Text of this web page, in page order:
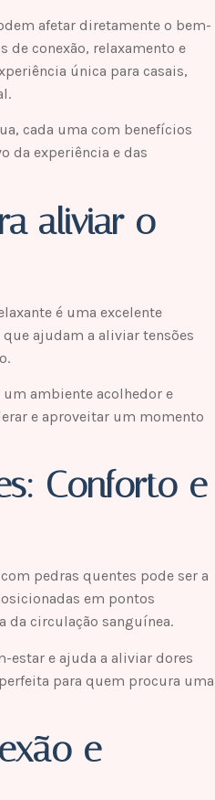
afetar diretamente o bem-
de conexão, relaxamento e
única para casais,
cada uma com benefícios
da experiência e das
aliviar o
é uma excelente
ajudam a aliviar tensões
um ambiente acolhedor e
e aproveitar um momento
Conforto e
pedras quentes pode ser a
em pontos
da circulação sanguínea.
estar e ajuda a aliviar dores
para quem procura uma
e